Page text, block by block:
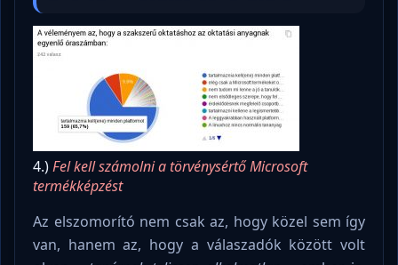
4.)Fel kell számolni a törvénysértő Microsoft
termékképzést
Az elszomorító nem csak az, hogy közel sem így
van, hanem az, hogy a válaszadók között volt